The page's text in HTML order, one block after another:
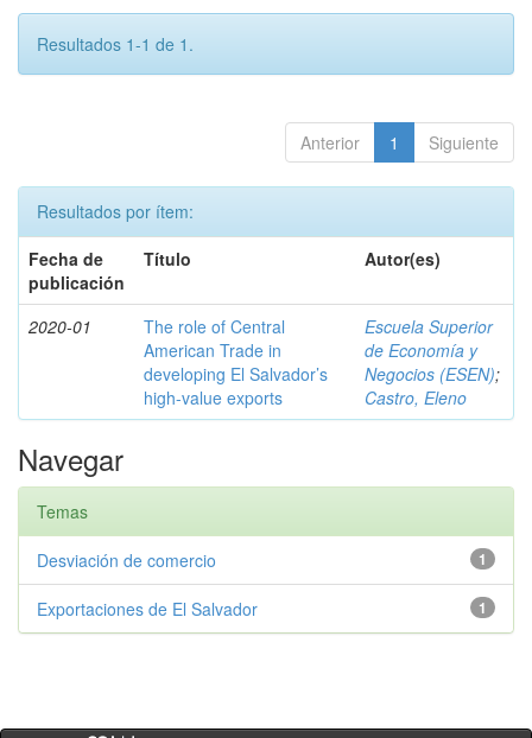
Resultados 1-1 de 1.
Anterior 1 Siguiente
Resultados por ítem:
Fecha de
publicación
Título Autor(es)
2020-01
The role of Central
American Trade in
developing El Salvador’s
high-value exports
Escuela Superior
de Economía y
Negocios (ESEN);
Castro, Eleno
Navegar
Temas
1
Desviación de comercio
1
Exportaciones de El Salvador